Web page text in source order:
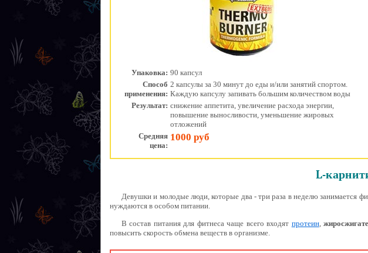
Упаковка: 90 капсул
Способ
применения:
2 капсулы за 30 минут до еды и/или занятий спортом.
Каждую капсулу запивать большим количеством воды
Результат: снижение аппетита, увеличение расхода энергии,
повышение выносливости, уменьшение жировых
отложений
Средняя
цена:
1000 руб
L-
Девушки и молодые люди, которые два - три раза в неделю занимается
нуждаются в особом питании.
В состав питания для фитнеса чаще всего входят протеин,
повысить скорость обмена веществ в организме.